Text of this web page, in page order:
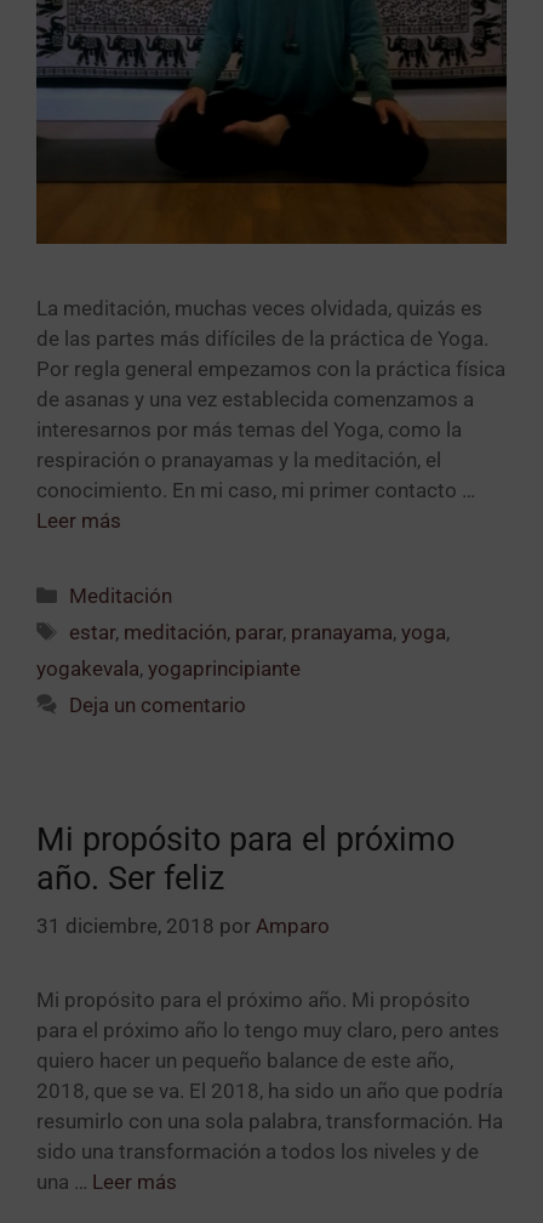
La meditación, muchas veces olvidada, quizás es
de las partes más difíciles de la práctica de Yoga.
Por regla general empezamos con la práctica física
de asanas y una vez establecida comenzamos a
interesarnos por más temas del Yoga, como la
respiración o pranayamas y la meditación, el
conocimiento. En mi caso, mi primer contacto …
Leer más
Meditación
estar, meditación, parar, pranayama,yoga,
yogakevala, yogaprincipiante
Deja un comentario
Mi propósito para el próximo
año. Ser feliz
31 diciembre, 2018 por Amparo
Mi propósito para el próximo año. Mi propósito
para el próximo año lo tengo muy claro, pero antes
quiero hacer un pequeño balance de este año,
2018, que se va. El 2018, ha sido un año que podría
resumirlo con una sola palabra, transformación. Ha
sido una transformación a todos los niveles y de
una … Leer más